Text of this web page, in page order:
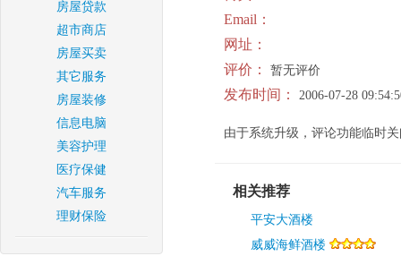
房屋贷款
超市商店
房屋买卖
其它服务
房屋装修
信息电脑
美容护理
医疗保健
汽车服务
理财保险
Email：
网址：
评价：
暂无评价
发布时间： 2006-07-28
由于系统升级，评论功能临时
相关推荐
平安大酒楼
威威海鲜酒楼